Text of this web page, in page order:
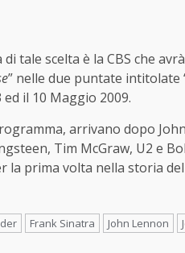
tale scelta è la CBS che
” nelle due puntate intitolate
il 10 Maggio 2009.
arrivano dopo
Tim McGraw, U2 e
prima volta nella storia
Frank Sinatra John Lennon